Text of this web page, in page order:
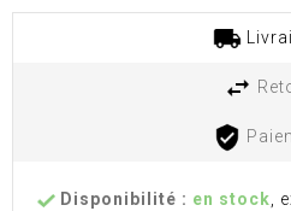
Disponibilité : en stock,